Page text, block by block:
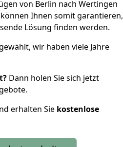
von Berlin nach Wertingen
Ihnen somit garantieren,
Lösung finden werden.
wir haben viele Jahre
Dann holen Sie sich jetzt
erhalten Sie kostenlose